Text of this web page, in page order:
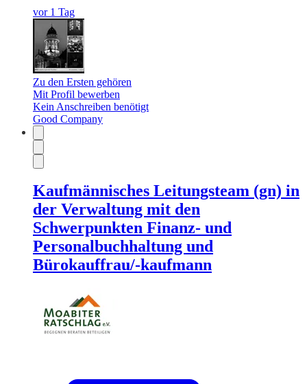
vor 1 Tag
Zu den Ersten gehören
Mit Profil bewerben
Kein Anschreiben benötigt
Good Company
Kaufmännisches Leitungsteam (gn) in
der Verwaltung mit den
Schwerpunkten Finanz- und
Personalbuchhaltung und
Bürokauffrau/-kaufmann